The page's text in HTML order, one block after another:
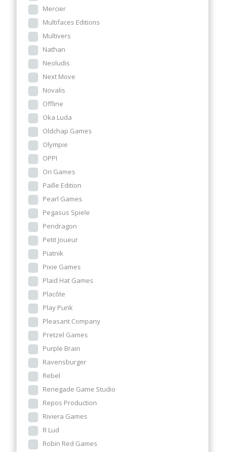
Mercier
Multifaces Editions
Multivers
Nathan
Neoludis
Next Move
Novalis
Offline
Oka Luda
Oldchap Games
Olympie
OPPI
Ori Games
Paille Edition
Pearl Games
Pegasus Spiele
Pendragon
Petit Joueur
Piatnik
Pixie Games
Plaid Hat Games
Placôte
Play Punk
Pleasant Company
Pretzel Games
Purple Brain
Ravensburger
Rebel
Renegade Game Studio
Repos Production
Riviera Games
R Lud
Robin Red Games